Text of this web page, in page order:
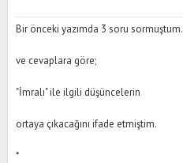
Bir önceki yazımda 3 soru sormuştum.
ve cevaplara göre;
"İmralı" ile ilgili düşüncelerin
ortaya çıkacağını ifade etmiştim.
*